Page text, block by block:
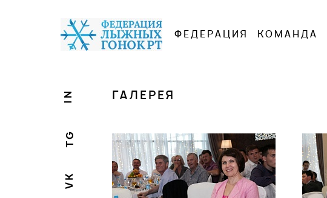
ФЕДЕРАЦИЯ КОМАНДА
IN
TG
VK
ГАЛЕРЕЯ